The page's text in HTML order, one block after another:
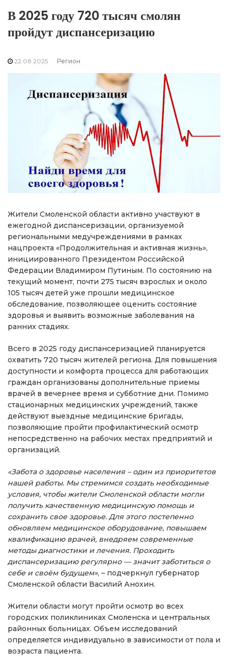
В 2025 году 720 тысяч смолян
пройдут диспансеризацию
22.08.2025 Регион
Жители Смоленской области активно участвуют в
ежегодной диспансеризации, организуемой
региональными медучреждениями в рамках
нацпроекта «Продолжительная и активная жизнь»,
инициированного Президентом Российской
Федерации Владимиром Путиным. По состоянию на
текущий момент, почти 275 тысяч взрослых и около
105 тысяч детей уже прошли медицинское
обследование, позволяющее оценить состояние
здоровья и выявить возможные заболевания на
ранних стадиях.
Всего в 2025 году диспансеризацией планируется
охватить 720 тысяч жителей региона. Для повышения
доступности и комфорта процесса для работающих
граждан организованы дополнительные приемы
врачей в вечернее время и субботние дни. Помимо
стационарных медицинских учреждений, также
действуют выездные медицинские бригады,
позволяющие пройти профилактический осмотр
непосредственно на рабочих местах предприятий и
организаций.
«Забота о здоровье населения – один из приоритетов
нашей работы. Мы стремимся создать необходимые
условия, чтобы жители Смоленской области могли
получить качественную медицинскую помощь и
сохранить свое здоровье. Для этого постепенно
обновляем медицинское оборудование, повышаем
квалификацию врачей, внедряем современные
методы диагностики и лечения. Проходить
диспансеризацию регулярно — значит заботиться о
себе и своём будущем», – подчеркнул губернатор
Смоленской области Василий Анохин.
Жители области могут пройти осмотр во всех
городских поликлиниках Смоленска и центральных
районных больницах. Объем исследований
определяется индивидуально в зависимости от пола и
возраста пациента.